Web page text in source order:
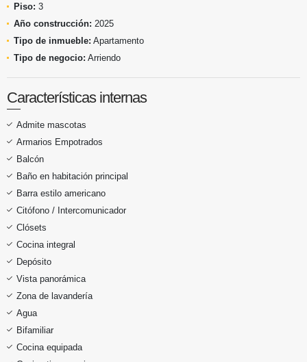
Piso: 3
Año construcción: 2025
Tipo de inmueble: Apartamento
Tipo de negocio: Arriendo
Características internas
Admite mascotas
Armarios Empotrados
Balcón
Baño en habitación principal
Barra estilo americano
Citófono / Intercomunicador
Clósets
Cocina integral
Depósito
Vista panorámica
Zona de lavandería
Agua
Bifamiliar
Cocina equipada